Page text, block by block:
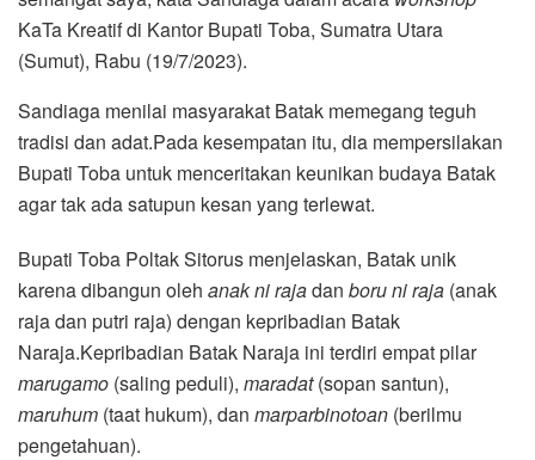
KaTa Kreatif di Kantor Bupati Toba, Sumatra Utara
(Sumut), Rabu (19/7/2023).
Sandiaga menilai masyarakat Batak memegang teguh
tradisi dan adat.Pada kesempatan itu, dia mempersilakan
Bupati Toba untuk menceritakan keunikan budaya Batak
agar tak ada satupun kesan yang terlewat.
Bupati Toba Poltak Sitorus menjelaskan, Batak unik
karena dibangun oleh anak ni rajadan boru ni raja (anak
raja dan putri raja) dengan kepribadian Batak
Naraja.Kepribadian Batak Naraja ini terdiri empat pilar
marugamo (saling peduli), maradat(sopan santun),
maruhum (taat hukum), dan marparbinotoan (berilmu
pengetahuan).